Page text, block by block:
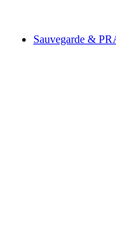
Sauvegarde &